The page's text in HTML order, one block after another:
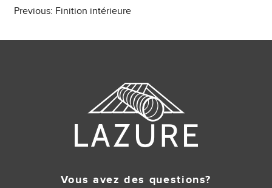
Post
navigation
Previous: Finition intérieure
Vous avez des questions?